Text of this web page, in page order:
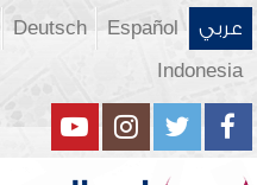
عربي Español
Deutsch
Indonesia